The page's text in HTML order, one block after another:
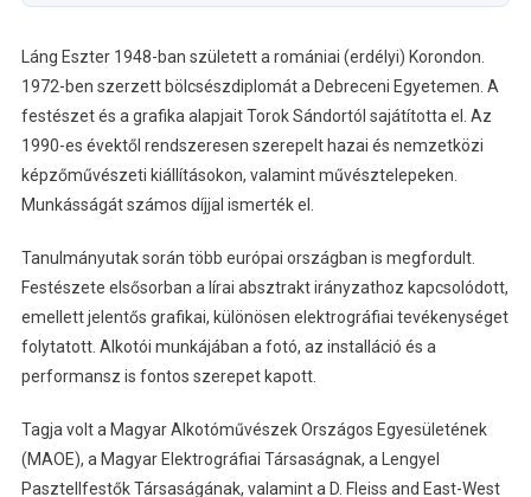
Láng Eszter 1948-ban született a romániai (erdélyi) Korondon.
1972-ben szerzett bölcsészdiplomát a Debreceni Egyetemen. A
festészet és a grafika alapjait Torok Sándortól sajátította el. Az
1990-es évektől rendszeresen szerepelt hazai és nemzetközi
képzőművészeti kiállításokon, valamint művésztelepeken.
Munkásságát számos díjjal ismerték el.
Tanulmányutak során több európai országban is megfordult.
Festészete elsősorban a lírai absztrakt irányzathoz kapcsolódott,
emellett jelentős grafikai, különösen elektrográfiai tevékenységet
folytatott. Alkotói munkájában a fotó, az installáció és a
performansz is fontos szerepet kapott.
Tagja volt a Magyar Alkotóművészek Országos Egyesületének
(MAOE), a Magyar Elektrográfiai Társaságnak, a Lengyel
Pasztellfestők Társaságának, valamint a D. Fleiss and East-West